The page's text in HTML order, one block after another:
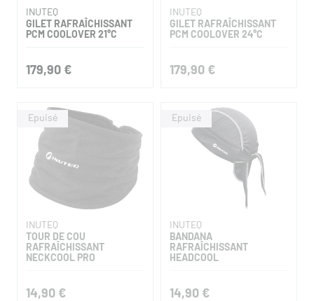
INUTEQ
GILET RAFRAÎCHISSANT
PCM COOLOVER 21°C
179,90 €
INUTEQ
GILET RAFRAÎCHISSANT
PCM COOLOVER 24°C
179,90 €
INUTEQ
TOUR DE COU
RAFRAÎCHISSANT
NECKCOOL PRO
14,90 €
INUTEQ
BANDANA
RAFRAÎCHISSANT
HEADCOOL
14,90 €